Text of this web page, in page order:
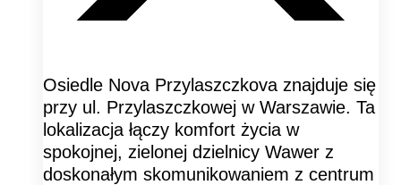
Osiedle Nova Przylaszczkova znajduje się
przy ul. Przylaszczkowej w Warszawie. Ta
lokalizacja łączy komfort życia w
spokojnej, zielonej dzielnicy Wawer z
doskonałym skomunikowaniem z centrum